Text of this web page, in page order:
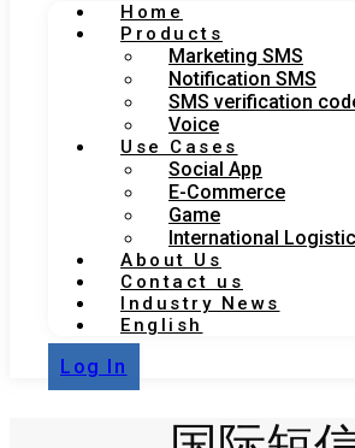
Home
Products
Marketing SMS
Notification SMS
SMS verification
Voice
Use Cases
Social App
E-Commerce
Game
International
About Us
Contact us
Industry News
English
Log In